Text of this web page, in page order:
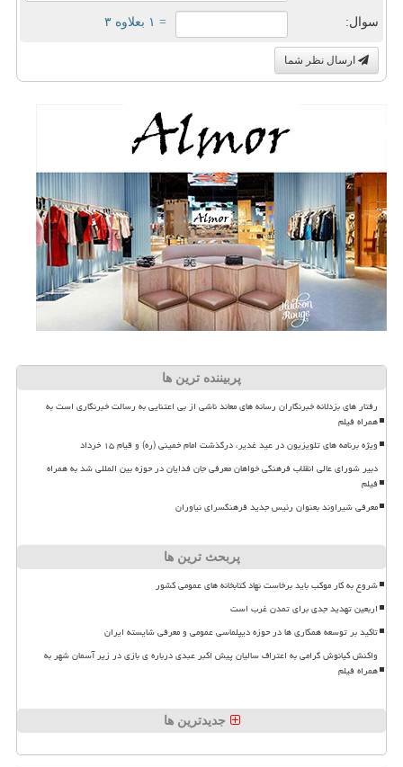
سوال: = ۱ بعلاوه ۳
ارسال نظر شما
پربیننده ترین ها
رفتار های بزدلانه خبرنگاران رسانه های معاند ناشی از بی اعتنایی به رسالت خبرنگاری است به
همراه فیلم
ویژه برنامه های تلویزیون در عید غدیر، درگذشت امام خمینی (ره) و قیام ۱۵ خرداد
دبیر شورای عالی انقلاب فرهنگی خواهان معرفی جان فدایان در حوزه بین المللی شد به همراه
فیلم
معرفی شیراوند بعنوان رئیس جدید فرهنگسرای نیاوران
پربحث ترین ها
شروع به کار موکب باید برخاست نهاد کتابخانه های عمومی کشور
اربعین تهدید جدی برای تمدن غرب است
تاکید بر توسعه همکاری ها در حوزه دیپلماسی عمومی و معرفی شایسته ایران
واکنش کیانوش گرامی به اعتراف سالیان پیش اکبر عبدی درباره ی بازی در زیر آسمان شهر به
همراه فیلم
جدیدترین ها